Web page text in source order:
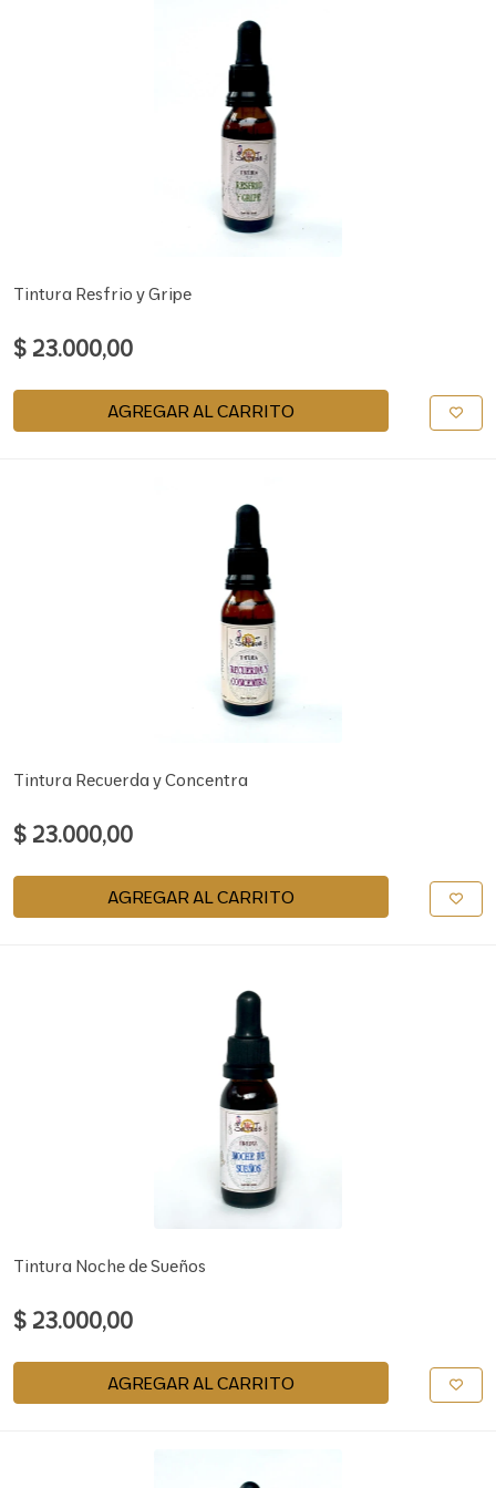
Tintura Resfrio y Gripe
$ 23.000,00
AGREGAR AL CARRITO
Tintura Recuerda y Concentra
$ 23.000,00
AGREGAR AL CARRITO
Tintura Noche de Sueños
$ 23.000,00
AGREGAR AL CARRITO